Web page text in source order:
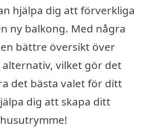
hjälpa dig att förverkliga
ny balkong. Med några
bättre översikt över
vilket gör det
det bästa valet för ditt
dig att skapa ditt